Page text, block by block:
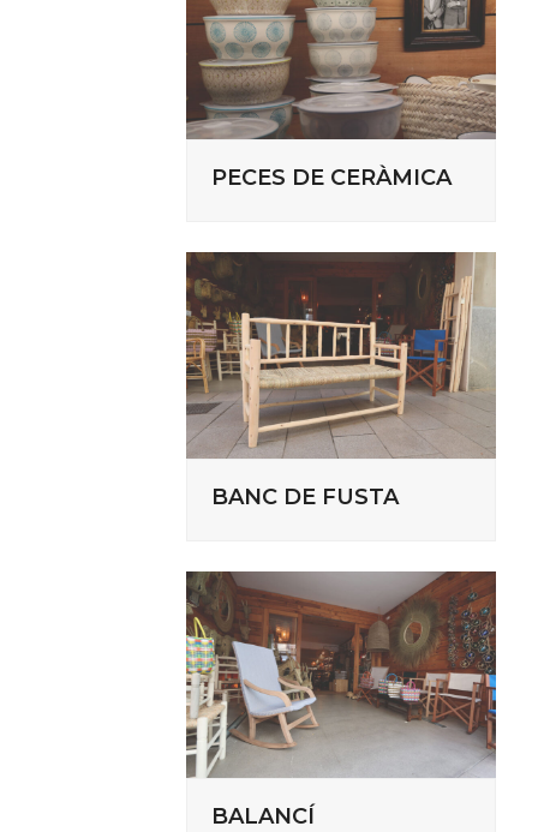
PECES DE CERÀMICA
BANC DE FUSTA
BALANCÍ